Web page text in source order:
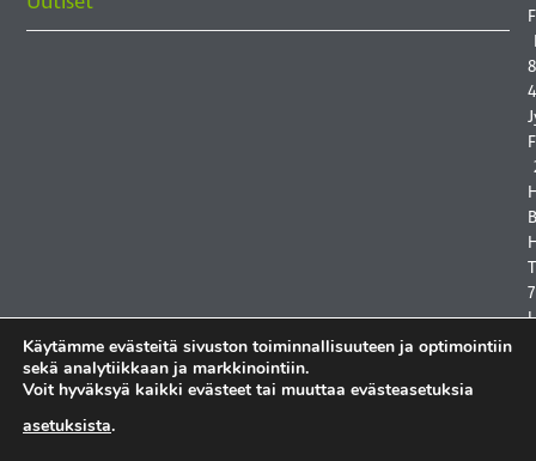
Käytämme evästeitä sivuston toiminnallisuuteen ja optimointiin
sekä analytiikkaan ja markkinointiin.
Voit hyväksyä kaikki evästeet tai muuttaa evästeasetuksia
asetuksista.